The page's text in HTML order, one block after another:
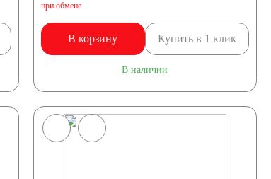
при обмене
В корзину Купить в 1 клик
В наличии